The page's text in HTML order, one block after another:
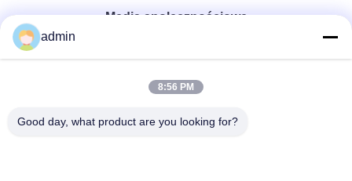
Media społecznościowe
Szybki kontakt
admin
8:56 PM
Good day, what product are you looking for?